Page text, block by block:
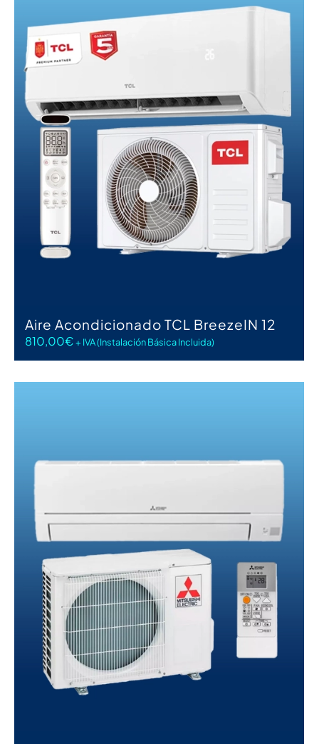
AÑADIR AL CARRITO
Aire Acondicionado TCL BreezeIN 12
810,00€+ IVA (Instalación Básica Incluida)
AÑADIR AL CARRITO